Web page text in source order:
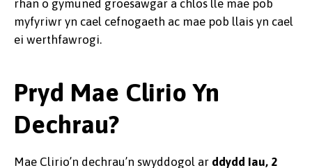
rhan o gymuned groesawgar a chlos lle mae pob
myfyriwr yn cael cefnogaeth ac mae pob llais yn cael
ei werthfawrogi.
Pryd Mae Clirio Yn
Dechrau?
Mae Clirio’n dechrau’n swyddogol ar ddydd Iau, 2